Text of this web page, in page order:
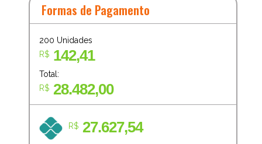
Formas de Pagamento
200 Unidades
R$ 142,41
Total:
R$ 28.482,00
R$ 27.627,54